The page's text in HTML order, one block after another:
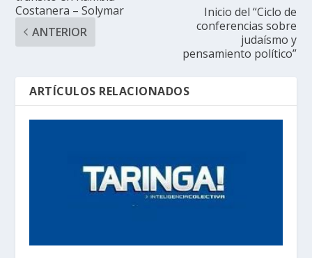
Costanera – Solymar
ANTERIOR
Inicio del “Ciclo de
conferencias sobre
judaísmo y
pensamiento político”
ARTÍCULOS RELACIONADOS